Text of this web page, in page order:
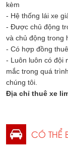
kèm
- Hệ thống lái xe
- Được chủ động
và chủ động trong
- Có hợp đồng
- Luôn luôn có đội
mắc trong quá
chúng tôi.
Địa chỉ thuê xe
CÓ THỂ